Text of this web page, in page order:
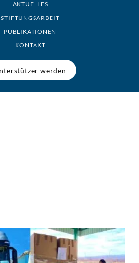
AKTUELLES
STIFTUNGSARBEIT
PUBLIKATIONEN
KONTAKT
werden